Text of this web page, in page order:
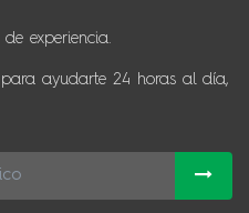
experiencia.
para ayudarte 24 horas al día,